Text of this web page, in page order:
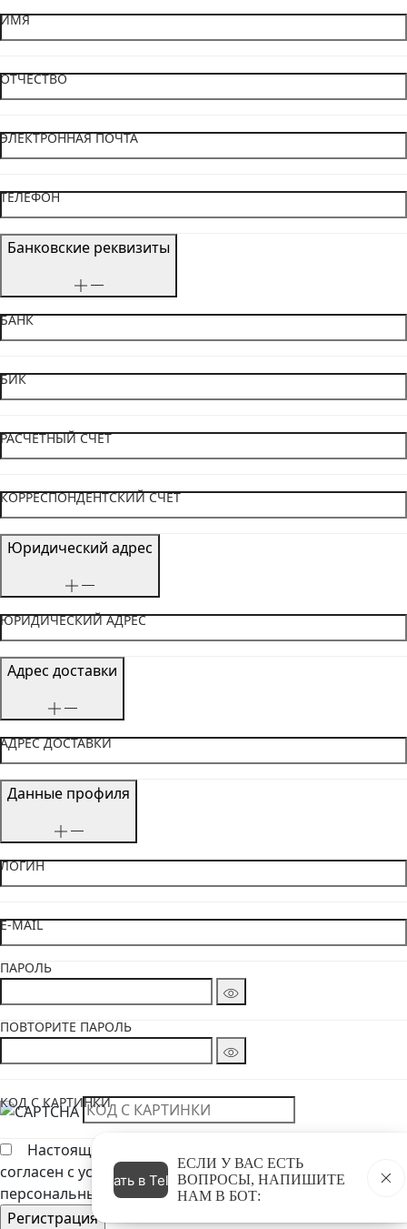
ИМЯ
ОТЧЕСТВО
ЭЛЕКТРОННАЯ ПОЧТА
ТЕЛЕФОН
Банковские реквизиты
БАНК
БИК
РАСЧЕТНЫЙ СЧЕТ
КОРРЕСПОНДЕНТСКИЙ СЧЕТ
Юридический адрес
ЮРИДИЧЕСКИЙ АДРЕС
Адрес доставки
АДРЕС ДОСТАВКИ
Данные профиля
ЛОГИН
E-MAIL
ПАРОЛЬ
ПОВТОРИТЕ ПАРОЛЬ
КОД С КАРТИНКИ
Настоящим подтверждаю, что я ознакомлен и
согласен с условиями Политики обработки
персональных данных
ЕСЛИ У ВАС ЕСТЬ
ВОПРОСЫ, НАПИШИТЕ
НАМ В БОТ:
Написать в Telegram